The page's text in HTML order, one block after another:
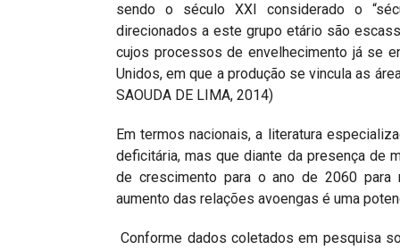
sendo o século XXI considerado o
direcionados a este grupo etário são
cujos processos de envelhecimento já se
Unidos, em que a produção se vincula as
SAOUDA DE LIMA, 2014)
Em termos nacionais, a literatura
deficitária, mas que diante da presença de
de crescimento para o ano de 2060 para
aumento das relações avoengas é uma
Conforme dados coletados em pesquisa